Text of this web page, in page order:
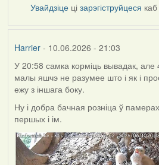
Увайдзіце цізарэгіструйцеся
Harrier- 10.06.2026 - 21:03
У 20:58 самка корміць вывадак, але
малы яшчэ не разумее што і як і
ежу з іншага боку.
Ну і добра бачная розніца ў
першых і ім.